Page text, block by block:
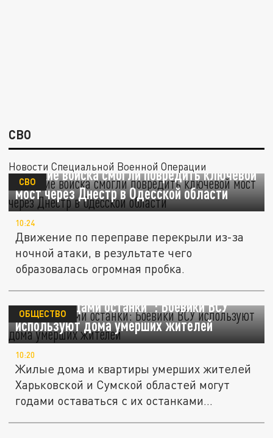
СВО
Новости Специальной Военной Операции
Русские войска смогли повредить ключевой
мост через Днестр в Одесской области
СВО
10:24
Движение по переправе перекрыли из-за
ночной атаки, в результате чего
образовалась огромная пробка.
"Лежат годами останки": Боевики ВСУ
используют дома умерших жителей
ОБЩЕСТВО
10:20
Жилые дома и квартиры умерших жителей
Харьковской и Сумской областей могут
годами оставаться с их останками...